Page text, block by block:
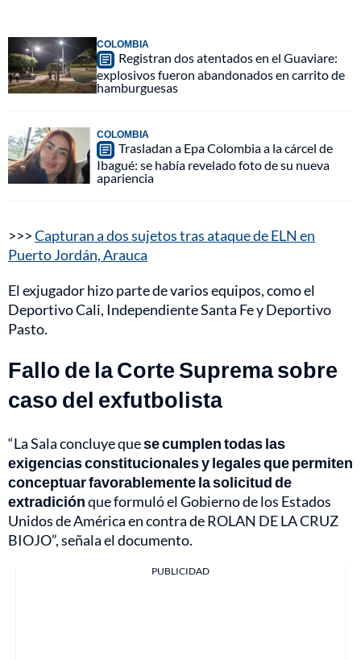
COLOMBIA
Registran dos atentados en el Guaviare:
explosivos fueron abandonados en carrito de
hamburguesas
COLOMBIA
Trasladan a Epa Colombia a la cárcel de
Ibagué: se había revelado foto de su nueva
apariencia
>>>Capturan a dos sujetos tras ataque de ELN en
Puerto Jordán, Arauca
El exjugador hizo parte de varios equipos, como el
Deportivo Cali, Independiente Santa Fe y Deportivo
Pasto.
Fallo de la Corte Suprema sobre
caso del exfutbolista
“La Sala concluye quese cumplen todas las
exigencias constitucionales y legales que permiten
conceptuar favorablemente la solicitud de
extradiciónque formuló el Gobierno de los Estados
Unidos de América en contra de ROLAN DE LA CRUZ
BIOJO”, señala el documento.
PUBLICIDAD